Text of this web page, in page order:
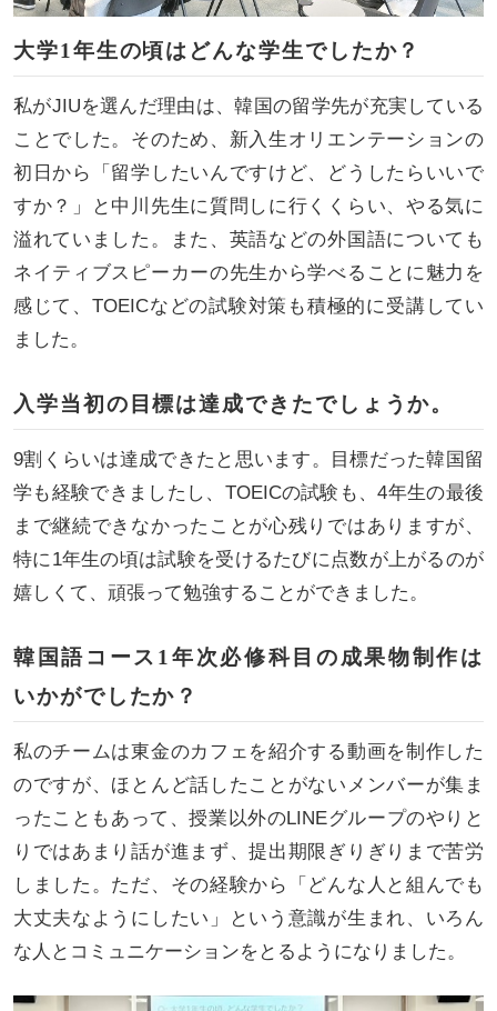
大学1年生の頃はどんな学生でしたか？
私がJIUを選んだ理由は、韓国の留学先が充実している
ことでした。そのため、新入生オリエンテーションの
初日から「留学したいんですけど、どうしたらいいで
すか？」と中川先生に質問しに行くくらい、やる気に
溢れていました。また、英語などの外国語についても
ネイティブスピーカーの先生から学べることに魅力を
感じて、TOEICなどの試験対策も積極的に受講してい
ました。
入学当初の目標は達成できたでしょうか。
9割くらいは達成できたと思います。目標だった韓国留
学も経験できましたし、TOEICの試験も、4年生の最後
まで継続できなかったことが心残りではありますが、
特に1年生の頃は試験を受けるたびに点数が上がるのが
嬉しくて、頑張って勉強することができました。
韓国語コース1年次必修科目の成果物制作は
いかがでしたか？
私のチームは東金のカフェを紹介する動画を制作した
のですが、ほとんど話したことがないメンバーが集ま
ったこともあって、授業以外のLINEグループのやりと
りではあまり話が進まず、提出期限ぎりぎりまで苦労
しました。ただ、その経験から「どんな人と組んでも
大丈夫なようにしたい」という意識が生まれ、いろん
な人とコミュニケーションをとるようになりました。